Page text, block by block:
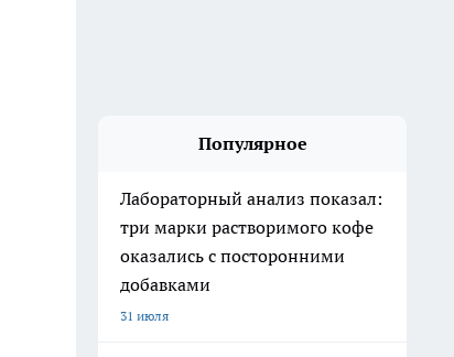
Популярное
Лабораторный анализ показал:
три марки растворимого кофе
оказались с посторонними
добавками
31 июля